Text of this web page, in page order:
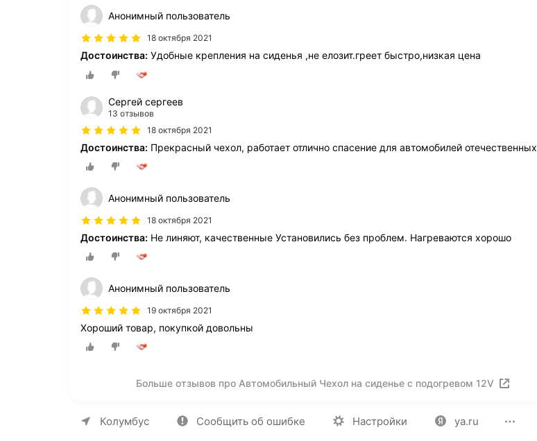
Анонимный пользователь
18 октября 2021
Достоинства: Удобные крепления на сиденья ,не елозит.греет быстро,низкая цена
Сергей сергеев
13 отзывов
18 октября 2021
Достоинства: Прекрасный чехол, работает отлично спасение для автомобилей отечественных
Анонимный пользователь
18 октября 2021
Достоинства: Не линяют, качественные Установились без проблем. Нагреваются хорошо
Анонимный пользователь
19 октября 2021
Хороший товар, покупкой довольны
Больше отзывов про Автомобильный Чехол на сиденье с подогревом 12V
Колумбус Сообщить об ошибке Настройки ya.ru